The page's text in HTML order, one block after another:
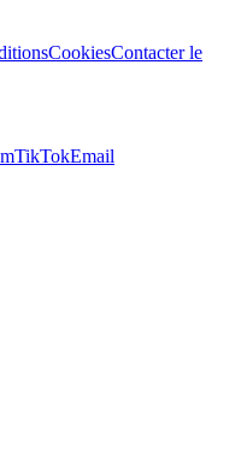
CookiesContacter le
TikTokEmail